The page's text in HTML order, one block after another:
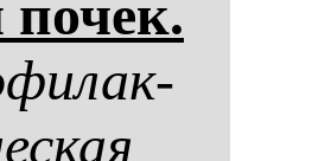
по­чек.